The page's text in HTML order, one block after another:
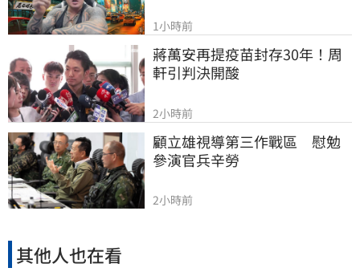
1小時前
蔣萬安再提疫苗封存30年！周
軒引判決開酸
2小時前
顧立雄視導第三作戰區　慰勉
參演官兵辛勞
2小時前
其他人也在看